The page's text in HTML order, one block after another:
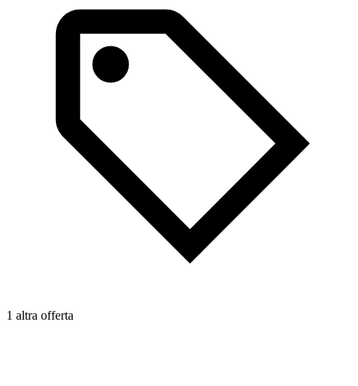
1 altra offerta